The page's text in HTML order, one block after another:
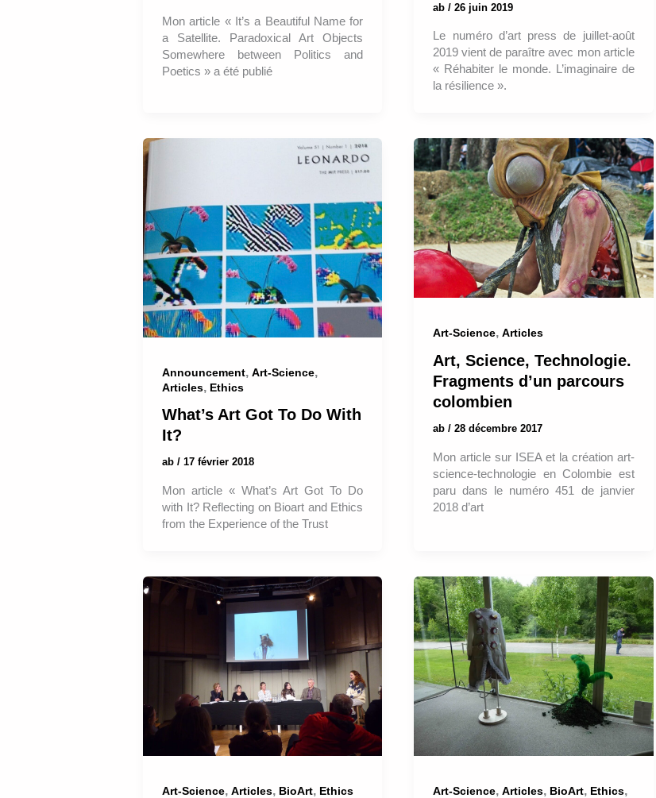
Mon article « It’s a Beautiful Name for
a Satellite. Paradoxical Art Objects
Somewhere between Politics and
Poetics » a été publié
ab/26 juin 2019
Le numéro d’art press de juillet-août
2019 vient de paraître avec mon article
« Réhabiter le monde. L’imaginaire de
la résilience ».
Announcement, Art-Science,
Articles, Ethics
What’s Art Got To Do With
It?
ab / 17 février 2018
Mon article « What’s Art Got To Do
with It? Reflecting on Bioart and Ethics
from the Experience of the Trust
Art-Science,Articles
Art, Science, Technologie.
Fragments d’un parcours
colombien
ab/28 décembre 2017
Mon article sur ISEA et la création art-
science-technologie en Colombie est
paru dans le numéro 451 de janvier
2018 d’art
Art-Science, Articles, BioArt, Ethics Art-Science,Articles, BioArt, Ethics,